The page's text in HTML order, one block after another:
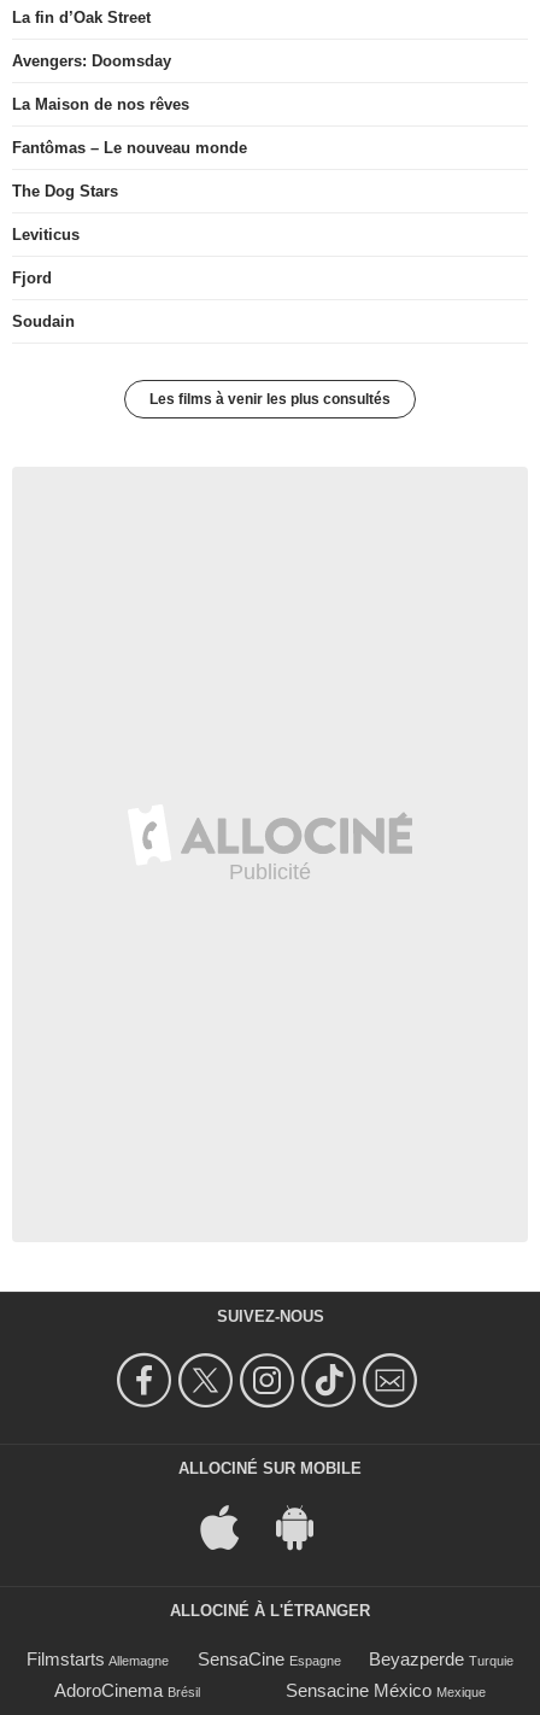
La fin d’Oak Street
Avengers: Doomsday
La Maison de nos rêves
Fantômas – Le nouveau monde
The Dog Stars
Leviticus
Fjord
Soudain
Les films à venir les plus consultés
SUIVEZ-NOUS
ALLOCINÉ SUR MOBILE
ALLOCINÉ À L'ÉTRANGER
Filmstarts Allemagne SensaCine Espagne Beyazperde Turquie
AdoroCinema Brésil Sensacine México Mexique